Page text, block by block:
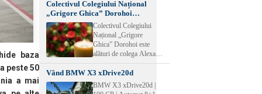
baza
peste 50
a mai
disponibile: -
SHAORMAR AJUTOR
BUCATAR 2/posturi -
LUCRATOR
COMERCIAL
VANZATOR /2 posturi
muncă Program flexibil
Salariu motivant, în
funcție de experienț
Colectivul Colegiului Național
„Grigore Ghica” Dorohoi
transmite sincere condoleanțe
Colectivul Colegiului
Național „Grigore
Ghica” Dorohoi este
alături de colega Alexa
Lăcrămioara la trecerea în
neființă a soțului și
transmite sincere
condoleanțe familiei.
Vând BMW X3 xDrive20d
BMW X3 xDrive20d |